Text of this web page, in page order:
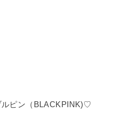
ルピン（BLACKPINK)♡